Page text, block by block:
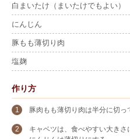
白まいたけ（まいたけでもよい）
にんじん
豚もも薄切り肉
塩麹
作り方
豚肉もも薄切り肉は半分に切っ
キャベツは、食べやすい大きさ